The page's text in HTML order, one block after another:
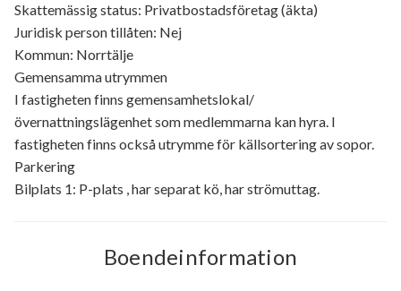
Skattemässig status: Privatbostadsföretag (äkta)
Juridisk person tillåten: Nej
Kommun: Norrtälje
Gemensamma utrymmen
I fastigheten finns gemensamhetslokal/
övernattningslägenhet som medlemmarna kan hyra. I
fastigheten finns också utrymme för källsortering av sopor.
Parkering
Bilplats 1: P-plats , har separat kö, har strömuttag.
Boendeinformation